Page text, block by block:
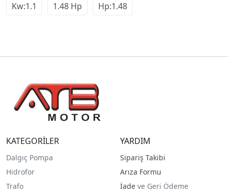
Kw:1.1 1.48 Hp Hp:1.48
KATEGORİLER
Dalgıç Pompa
Hidrofor
Trafo
YARDIM
Sipariş Takibi
Arıza Formu
İade ve Geri Ödeme